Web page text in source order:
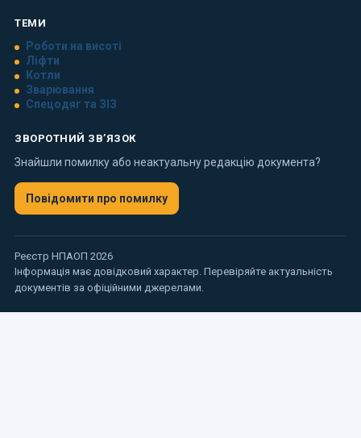
ТЕМИ
Роботи на висоті
Ліфти
Котли
Зварювання
Спецодяг та ЗІЗ
ЗВОРОТНИЙ ЗВ’ЯЗОК
Знайшли помилку або неактуальну редакцію документа?
Повідомити про помилку
Реєстр НПАОП 2026
Інформація має довідковий характер. Перевіряйте актуальність
документів за офіційними джерелами.